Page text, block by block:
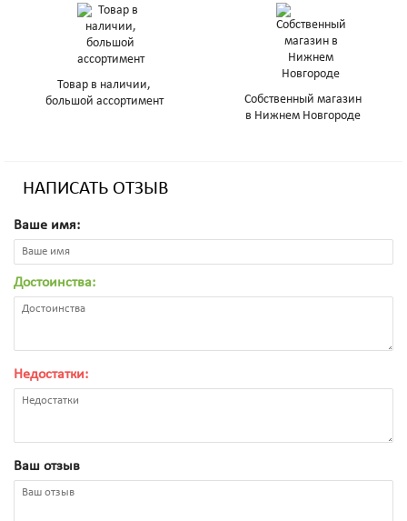
Товар в наличии,
большой ассортимент
Собственный магазин
в Нижнем Новгороде
НАПИСАТЬ ОТЗЫВ
Ваше имя:
Достоинства:
Недостатки:
Ваш отзыв